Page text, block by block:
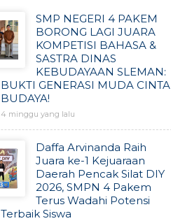
SMP NEGERI 4 PAKEM
BORONG LAGI JUARA
KOMPETISI BAHASA &
SASTRA DINAS
KEBUDAYAAN SLEMAN:
BUKTI GENERASI MUDA CINTA
BUDAYA!
4 minggu yang lalu
Daffa Arvinanda Raih
Juara ke-1 Kejuaraan
Daerah Pencak Silat DIY
2026, SMPN 4 Pakem
Terus Wadahi Potensi
Terbaik Siswa